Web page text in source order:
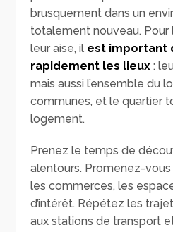
brusquement dans un
totalement nouveau. Pour
leur aise, il est important
rapidement les lieux :
mais aussi l’ensemble du
communes, et le quartier
logement.
Prenez le temps de
alentours. Promenez-
les commerces, les
d’intérêt. Répétez les
aux stations de transport